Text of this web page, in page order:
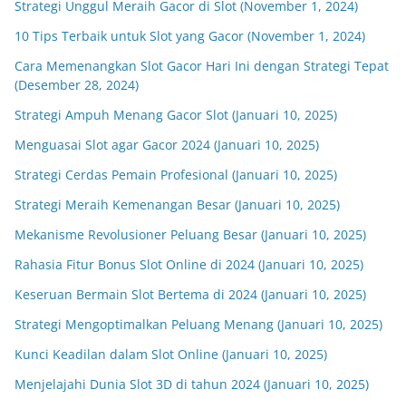
Strategi Unggul Meraih Gacor di Slot (November 1, 2024)
10 Tips Terbaik untuk Slot yang Gacor (November 1, 2024)
Cara Memenangkan Slot Gacor Hari Ini dengan Strategi Tepat
(Desember 28, 2024)
Strategi Ampuh Menang Gacor Slot (Januari 10, 2025)
Menguasai Slot agar Gacor 2024 (Januari 10, 2025)
Strategi Cerdas Pemain Profesional (Januari 10, 2025)
Strategi Meraih Kemenangan Besar (Januari 10, 2025)
Mekanisme Revolusioner Peluang Besar (Januari 10, 2025)
Rahasia Fitur Bonus Slot Online di 2024 (Januari 10, 2025)
Keseruan Bermain Slot Bertema di 2024 (Januari 10, 2025)
Strategi Mengoptimalkan Peluang Menang (Januari 10, 2025)
Kunci Keadilan dalam Slot Online (Januari 10, 2025)
Menjelajahi Dunia Slot 3D di tahun 2024 (Januari 10, 2025)